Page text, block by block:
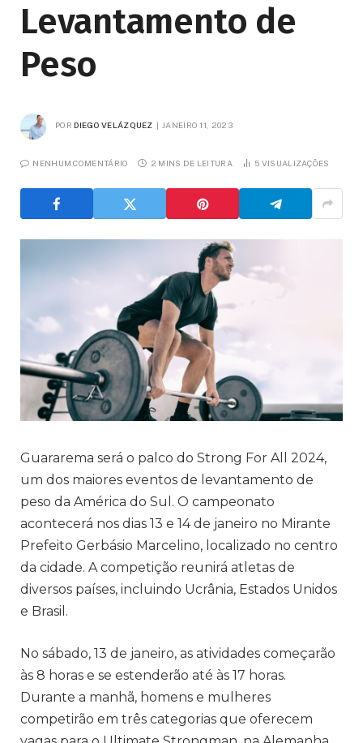
Levantamento de
Peso
POR DIEGO VELÁZQUEZ JANEIRO 11, 2023
NENHUM COMENTÁRIO 2 MINS DE LEITURA 5 VISUALIZAÇÕES
Guararema será o palco do Strong For All 2024,
um dos maiores eventos de levantamento de
peso da América do Sul. O campeonato
acontecerá nos dias 13 e 14 de janeiro no Mirante
Prefeito Gerbásio Marcelino, localizado no centro
da cidade. A competição reunirá atletas de
diversos países, incluindo Ucrânia, Estados Unidos
e Brasil.
No sábado, 13 de janeiro, as atividades começarão
às 8 horas e se estenderão até às 17 horas.
Durante a manhã, homens e mulheres
competirão em três categorias que oferecem